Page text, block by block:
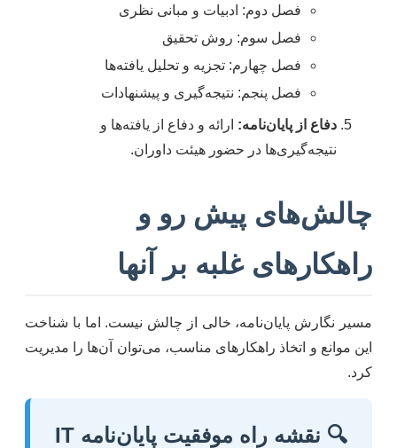
فصل دوم: ادبیات و مبانی نظری
فصل سوم: روش تحقیق
فصل چهارم: تجزیه و تحلیل یافته‌ها
فصل پنجم: نتیجه‌گیری و پیشنهادات
دفاع از پایان‌نامه: ارائه و دفاع از یافته‌ها و
نتیجه‌گیری‌ها در حضور هیئت داوران.
چالش‌های پیش رو و
راهکارهای غلبه بر آنها
مسیر نگارش پایان‌نامه، خالی از چالش نیست. اما با شناخت
این موانع و اتخاذ راهکارهای مناسب، می‌توان آن‌ها را مدیریت
کرد.
🔍 نقشه راه موفقیت پایان‌نامه IT